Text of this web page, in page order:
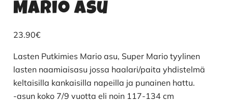
Mario asu
23.90€
Lasten Putkimies Mario asu, Super Mario tyylinen
lasten naamiaisasu jossa haalari/paita yhdistelmä
keltaisilla kankaisilla napeilla ja punainen hattu.
-asun koko 7/9 vuotta eli noin 117-134 cm